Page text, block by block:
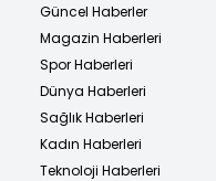
Güncel Haberler
Magazin Haberleri
Spor Haberleri
Dünya Haberleri
Sağlık Haberleri
Kadın Haberleri
Teknoloji Haberleri